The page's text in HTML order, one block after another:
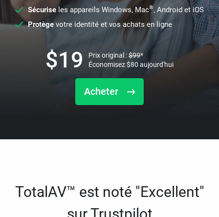
Sécuriseles appareils Windows, Mac®, Android et iOS
Protège votre identité et vos achats en ligne
Acheter
$19 Prix original :$99*
Économisez$80 aujourd'hui
TotalAV™ est noté "Excellent"